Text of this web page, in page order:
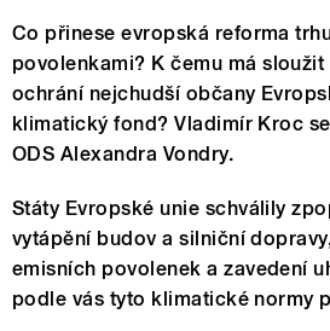
Co přinese evropská reforma
povolenkami? K čemu má
ochrání nejchudší občany
klimatický fond? Vladimír Kroc
ODS Alexandra Vondry.
Státy Evropské unie schválily
vytápění budov a silniční
emisních povolenek a zavedení
podle vás tyto klimatické normy